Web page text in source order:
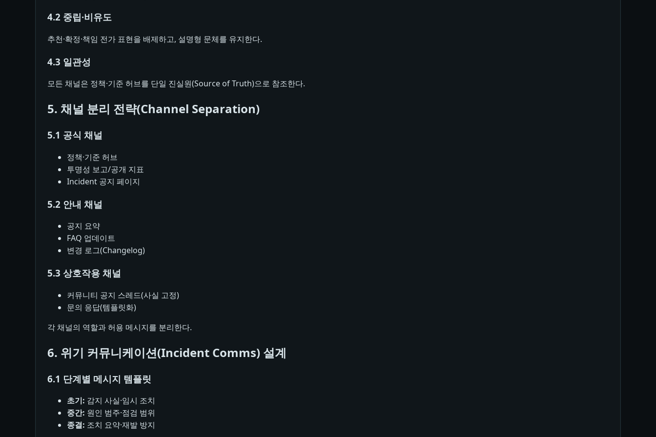
4.2 중립·비유도
추천·확정·책임 전가 표현을 배제하고, 설명형 문체를 유지한다.
4.3 일관성
모든 채널은 정책·기준 허브를 단일 진실원(Source of Truth)으로 참조한다.
5. 채널 분리 전략(Channel Separation)
5.1 공식 채널
정책·기준 허브
투명성 보고/공개 지표
Incident 공지 페이지
5.2 안내 채널
공지 요약
FAQ 업데이트
변경 로그(Changelog)
5.3 상호작용 채널
커뮤니티 공지 스레드(사실 고정)
문의 응답(템플릿화)
각 채널의 역할과 허용 메시지를 분리한다.
6. 위기 커뮤니케이션(Incident Comms) 설계
6.1 단계별 메시지 템플릿
초기: 감지 사실·임시 조치
중간: 원인 범주·점검 범위
종결: 조치 요약·재발 방지